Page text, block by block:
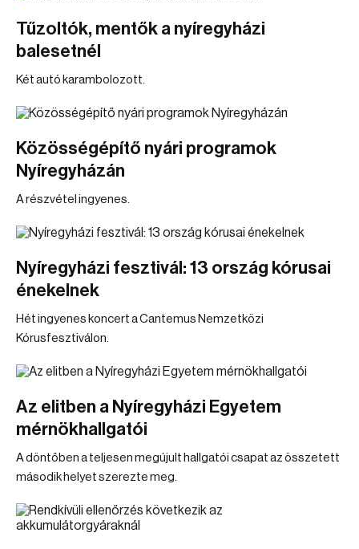
Tűzoltók, mentők a nyíregyházi
balesetnél
Két autó karambolozott.
Közösségépítő nyári programok
Nyíregyházán
A részvétel ingyenes.
Nyíregyházi fesztivál: 13 ország kórusai
énekelnek
Hét ingyenes koncert a Cantemus Nemzetközi
Kórusfesztiválon.
Az elitben a Nyíregyházi Egyetem
mérnökhallgatói
A döntőben a teljesen megújult hallgatói csapat az összetett
második helyet szerezte meg.